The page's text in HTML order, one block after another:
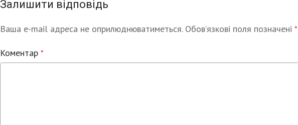
Залишити відповідь
Ваша e-mail адреса не оприлюднюватиметься. Обов’язкові поля позначені *
Коментар *
Alternative: